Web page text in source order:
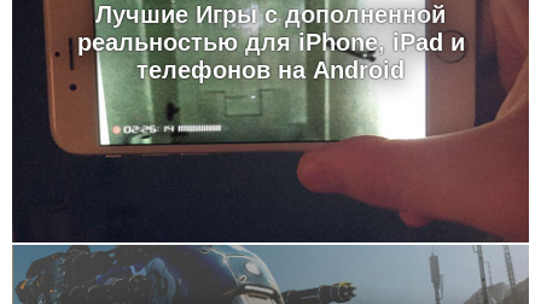
Лучшие Игры с дополненной
реальностью для iPhone, iPad и
телефонов на Android